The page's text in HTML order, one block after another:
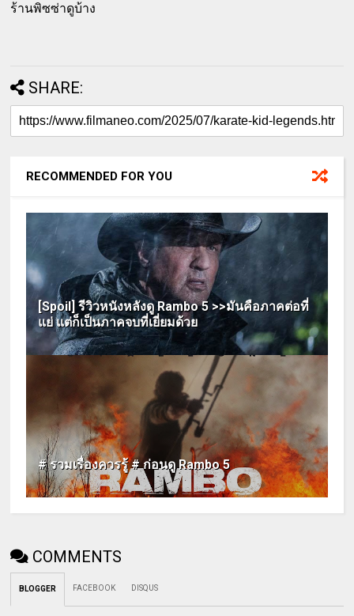
ร้านพิซซ่าดูบ้าง
SHARE:
RECOMMENDED FOR YOU
[Spoil] รีวิวหนังหลังดู Rambo 5 >>มันคือภาคต่อที่
แย่ แต่ก็เป็นภาคจบที่เยี่ยมด้วย
# รวมเรื่องควรรู้ # ก่อนดู Rambo 5
COMMENTS
BLOGGER FACEBOOK DISQUS